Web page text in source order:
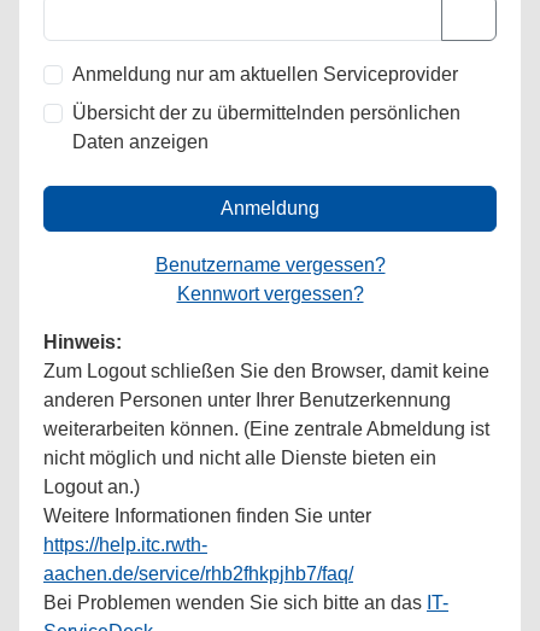
Anmeldung nur am aktuellen Serviceprovider
Übersicht der zu übermittelnden persönlichen
Daten anzeigen
Anmeldung
Benutzername vergessen?
Kennwort vergessen?
Hinweis:
Zum Logout schließen Sie den Browser, damit keine
anderen Personen unter Ihrer Benutzerkennung
weiterarbeiten können. (Eine zentrale Abmeldung ist
nicht möglich und nicht alle Dienste bieten ein
Logout an.)
Weitere Informationen finden Sie unter
https://help.itc.rwth-
aachen.de/service/rhb2fhkpjhb7/faq/
Bei Problemen wenden Sie sich bitte an das IT-